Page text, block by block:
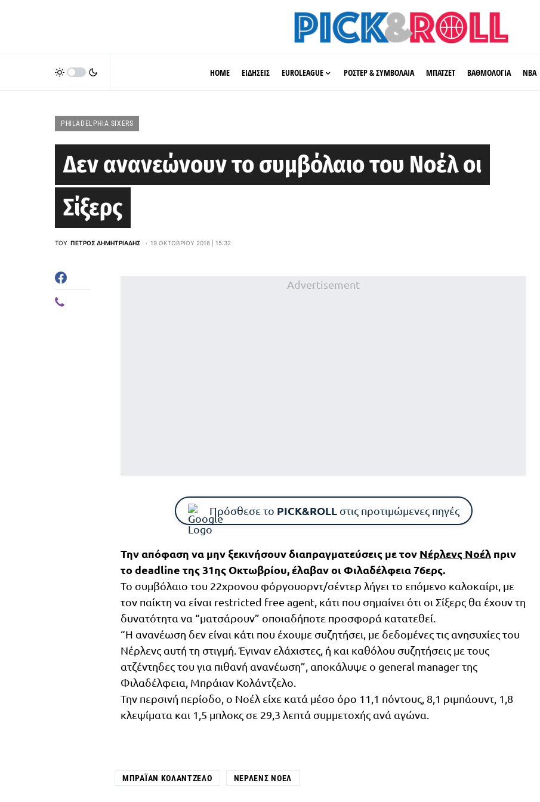
HOME ΕΙΔΗΣΕΙΣ EUROLEAGUE ΡΟΣΤΕΡ & ΣΥΜΒΟΛΑΙΑ ΜΠΑΤΖΕΤ ΒΑΘΜΟΛΟΓΙΑ ΝΒΑ
PHILADELPHIA SIXERS
Δεν ανανεώνουν το συμβόλαιο του Νοέλ οι
Σίξερς
ΤΟΥ ΠΈΤΡΟΣ ΔΗΜΗΤΡΙΆΔΗΣ 19 ΟΚΤΩΒΡΊΟΥ 2016 | 15:32
Advertisement
Πρόσθεσε το PICK&ROLL στις προτιμώμενες πηγές
Την απόφαση να μην ξεκινήσουν διαπραγματεύσεις με τον Νέρλενς Νοέλ πριν
το deadline της 31ης Οκτωβρίου, έλαβαν οι Φιλαδέλφεια 76ερς.
Το συμβόλαιο του 22χρονου φόργουορντ/σέντερ λήγει το επόμενο καλοκαίρι, με
τον παίκτη να είναι restricted free agent, κάτι που σημαίνει ότι οι Σίξερς θα έχουν τη
δυνατότητα να “ματσάρουν” οποιαδήποτε προσφορά κατατεθεί.
“Η ανανέωση δεν είναι κάτι που έχουμε συζητήσει, με δεδομένες τις ανησυχίες του
Νέρλενς αυτή τη στιγμή. Έγιναν ελάχιστες, ή και καθόλου συζητήσεις με τους
ατζέντηδες του για πιθανή ανανέωση”, αποκάλυψε ο general manager της
Φιλαδέλφεια, Μπράιαν Κολάντζελο.
Την περσινή περίοδο, ο Νοέλ είχε κατά μέσο όρο 11,1 πόντους, 8,1 ριμπάουντ, 1,8
κλεψίματα και 1,5 μπλοκς σε 29,3 λεπτά συμμετοχής ανά αγώνα.
ΜΠΡΆΙΑΝ ΚΟΛΆΝΤΖΕΛΟ ΝΈΡΛΕΝΣ ΝΟΈΛ